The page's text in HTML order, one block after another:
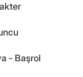
- Başrol